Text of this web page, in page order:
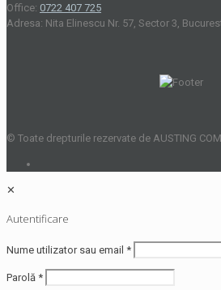
Office: 0722 407 725
Adresa: Nita Elinescu Nr. 57, Sector 3,
© Toate drepturile rezervate de AUSTING COM
✕
Autentificare
Nume utilizator sau email *
Parolă *